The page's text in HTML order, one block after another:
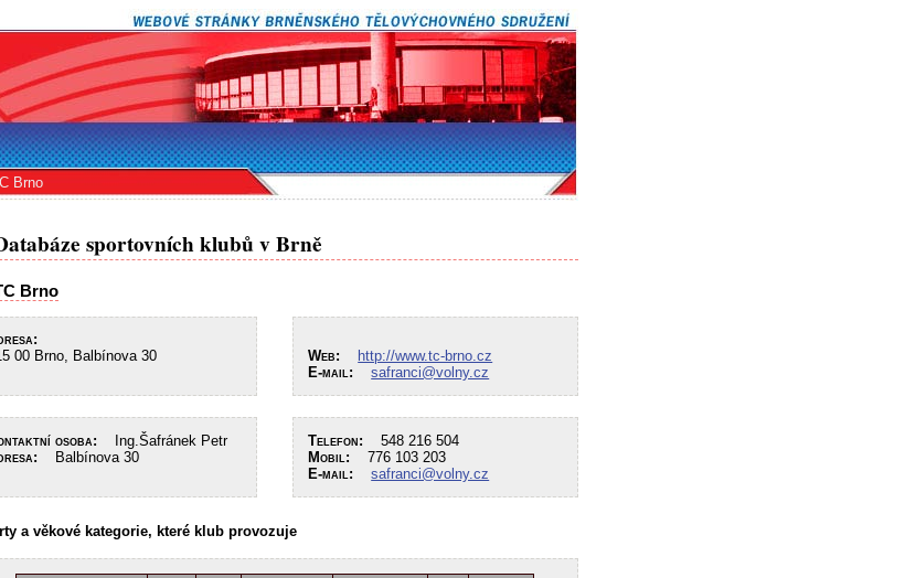
Brno
sportovních klubů v Brně
Brno
00 Brno, Balbínova 30
Web:
http://www.tc-brno.cz
E-mail:
safranci@volny.cz
osoba: Ing.Šafránek Petr
Balbínova 30
Telefon: 548 216 504
Mobil: 776 103 203
E-mail:
safranci@volny.cz
a věkové kategorie, které klub provozuje